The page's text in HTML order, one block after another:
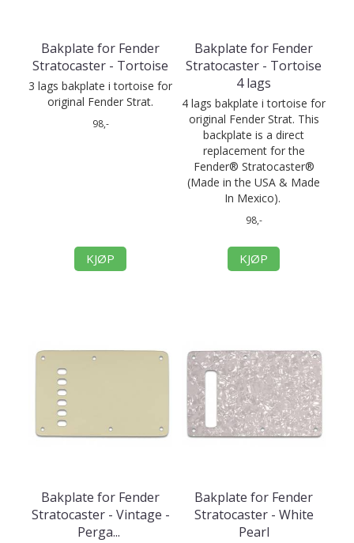
Bakplate for Fender
Stratocaster - Tortoise
3 lags bakplate i tortoise for
original Fender Strat.
98,-
KJØP
Bakplate for Fender
Stratocaster - Tortoise
4 lags
4 lags bakplate i tortoise for
original Fender Strat. This
backplate is a direct
replacement for the
Fender® Stratocaster®
(Made in the USA & Made
In Mexico).
98,-
KJØP
Bakplate for Fender
Stratocaster - Vintage -
Perga...
Bakplate for Fender
Stratocaster - White
Pearl